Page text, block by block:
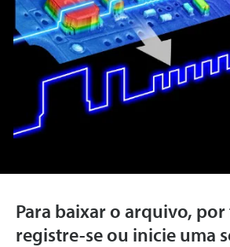
Para baixar o arquivo,
registre-se ou inicie uma